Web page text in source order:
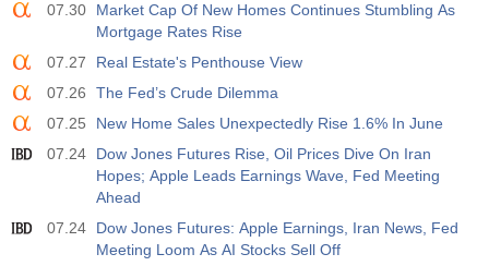
07.30
Market Cap Of New Homes Continues Stumbling As
Mortgage Rates Rise
07.27
Real Estate's Penthouse View
07.26
The Fed’s Crude Dilemma
07.25
New Home Sales Unexpectedly Rise 1.6% In June
07.24
Dow Jones Futures Rise, Oil Prices Dive On Iran
Hopes; Apple Leads Earnings Wave, Fed Meeting
Ahead
07.24
Dow Jones Futures: Apple Earnings, Iran News, Fed
Meeting Loom As AI Stocks Sell Off